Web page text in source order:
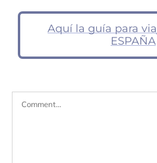
Aquí la guía para
ESPAÑA
Comment